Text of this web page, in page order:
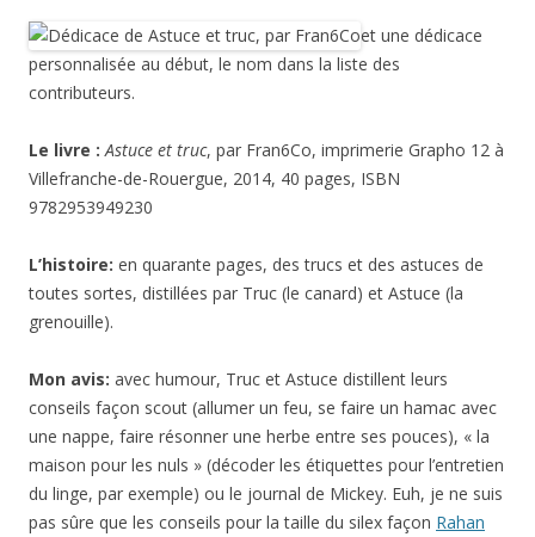
et une dédicace
personnalisée au début, le nom dans la liste des
contributeurs.
Le livre :Astuce et truc, par Fran6Co, imprimerie Grapho 12 à
Villefranche-de-Rouergue, 2014, 40 pages, ISBN
9782953949230
L’histoire: en quarante pages, des trucs et des astuces de
toutes sortes, distillées par Truc (le canard) et Astuce (la
grenouille).
Mon avis: avec humour, Truc et Astuce distillent leurs
conseils façon scout (allumer un feu, se faire un hamac avec
une nappe, faire résonner une herbe entre ses pouces), « la
maison pour les nuls » (décoder les étiquettes pour l’entretien
du linge, par exemple) ou le journal de Mickey. Euh, je ne suis
pas sûre que les conseils pour la taille du silex façon Rahan